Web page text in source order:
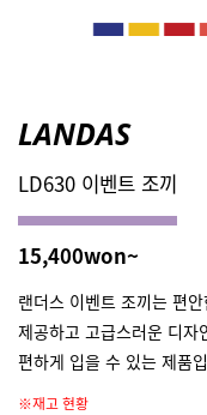
LANDAS
LD630 이벤트 조끼
15,400won~
랜더스 이벤트 조끼는 편
제공하고 고급스러운 디자
편하게 입을 수 있는 제품
※재고 현황